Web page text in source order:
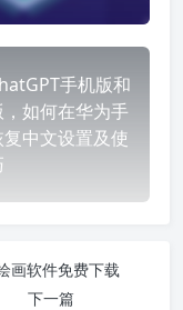
手机版和
，如何在华为手
中文设置及使
画软件免费下载
下一篇